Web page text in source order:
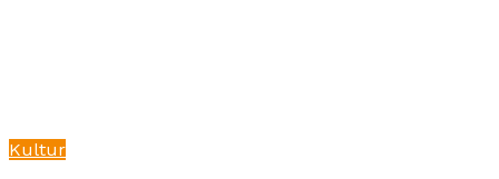
Kultur